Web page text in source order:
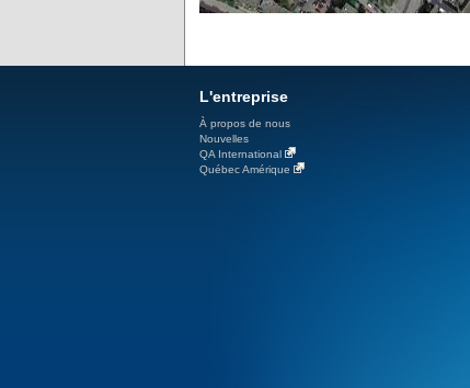
L'entreprise
À propos de nous
Nouvelles
QA International
Québec Amérique